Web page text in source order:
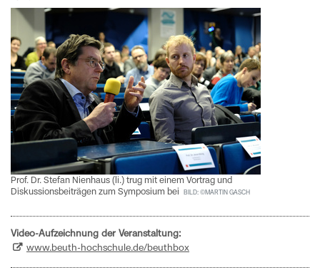
Prof. Dr. Stefan Nienhaus (li.) trug mit einem Vortrag und
Diskussionsbeiträgen zum Symposium bei
BILD: ©MARTIN GASCH
Video-Aufzeichnung der Veranstaltung:
www.beuth-hochschule.de/beuthbox